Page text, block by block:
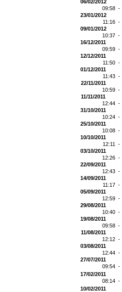
06/02/2012
09:58 -
23/01/2012
11:16 -
09/01/2012
10:37 -
16/12/2011
09:59 -
12/12/2011
11:50 -
01/12/2011
11:43 -
22/11/2011
10:59 -
11/11/2011
12:44 -
31/10/2011
10:24 -
25/10/2011
10:08 -
10/10/2011
12:11 -
03/10/2011
12:26 -
22/09/2011
12:43 -
14/09/2011
11:17 -
05/09/2011
12:59 -
29/08/2011
10:40 -
19/08/2011
09:58 -
11/08/2011
12:12 -
03/08/2011
12:44 -
27/07/2011
09:54 -
17/02/2011
08:14 -
10/02/2011